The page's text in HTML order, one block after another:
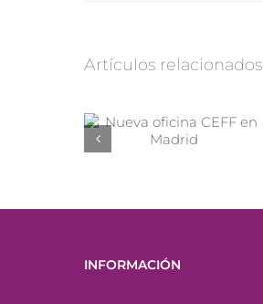
Artículos relacionados
Nueva oficina CEFF
en Madrid
INFORMACIÓN